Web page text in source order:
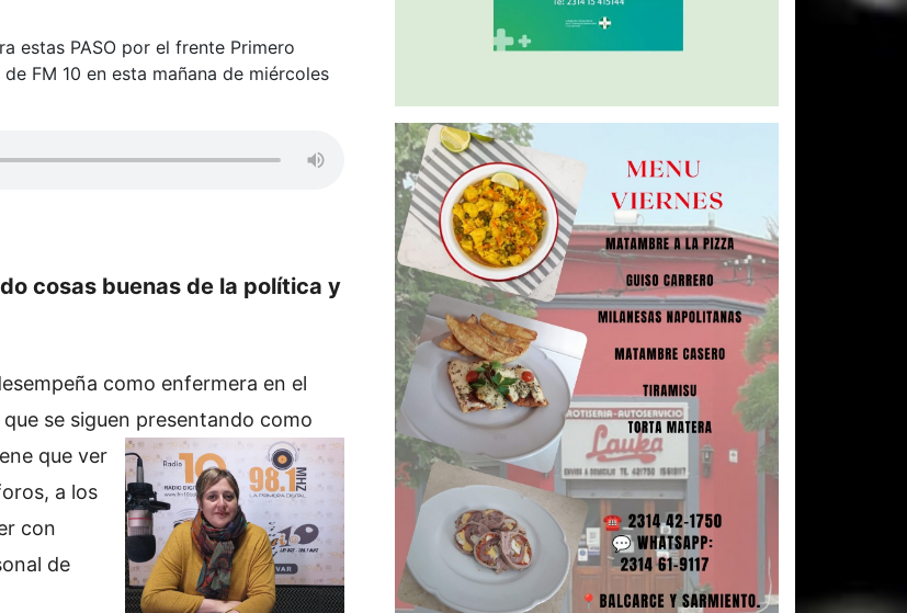
estas PASO por el frente Primero
FM 10 en esta mañana de miércoles
cosas buenas de la política y
como enfermera en el
se siguen presentando como
que ver
a los
con
de